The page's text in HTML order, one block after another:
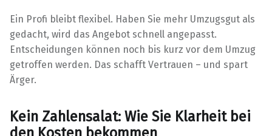
Ein Profi bleibt flexibel. Haben Sie mehr Umzugsgut als
gedacht, wird das Angebot schnell angepasst.
Entscheidungen können noch bis kurz vor dem Umzug
getroffen werden. Das schafft Vertrauen – und spart
Ärger.
Kein Zahlensalat: Wie Sie Klarheit bei